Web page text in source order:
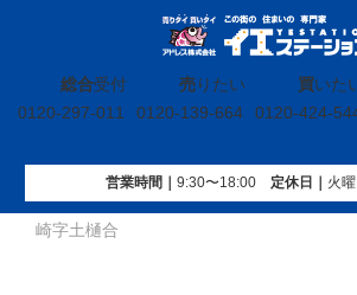
総合受付
0120-297-011
売りたい
0120-139-664
買いた
0120-424-
営業時間｜ 9:30〜18:00定休⽇｜ 火
イエステーション»売買実績»戸建»宮
崎字土樋合